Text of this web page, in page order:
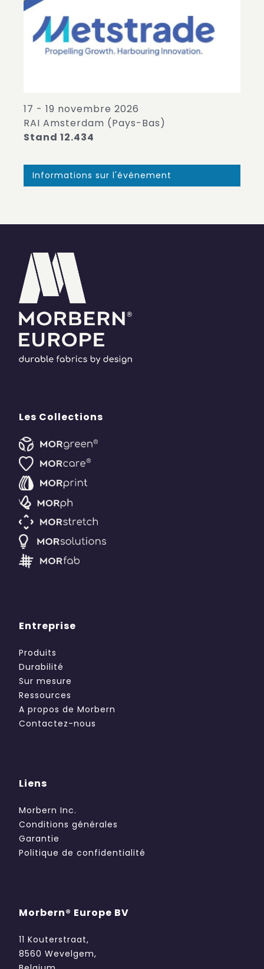
17 - 19 novembre 2026
RAI Amsterdam (Pays-Bas)
Stand 12.434
Informations sur l'événement
Les Collections
Entreprise
Produits
Durabilité
Sur mesure
Ressources
A propos de Morbern
Contactez-nous
Liens
Morbern Inc.
Conditions générales
Garantie
Politique de confidentialité
Morbern® Europe BV
11 Kouterstraat,
8560 Wevelgem,